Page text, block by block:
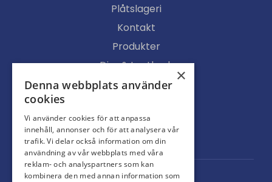
Plåtslageri
Kontakt
Produkter
Djur & Lantbruk
Köpvillkor
Ljusgenomsläpp
Portar
×
Denna webbplats använder
cookies
Vi använder cookies för att anpassa
innehåll, annonser och för att analysera vår
trafik. Vi delar också information om din
användning av vår webbplats med våra
reklam- och analyspartners som kan
kombinera den med annan information som